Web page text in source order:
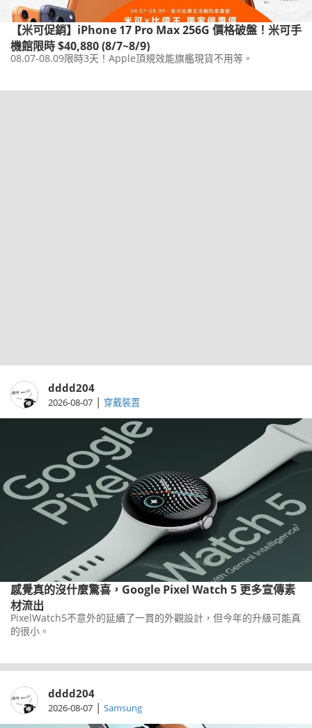
【米可促銷】iPhone 17 Pro Max 256G 價格破盤！米可手
機館限時 $40,880 (8/7~8/9)
08.07-08.09限時3天！Apple頂規效能旗艦現貨不用等。
dddd204
2026-08-07 | 穿戴裝置
感覺真的沒什麼驚喜，Google Pixel Watch 5 更多宣傳素
材流出
PixelWatch5不意外的延續了一貫的外觀設計，但今年的升級可能真
的很小。
dddd204
2026-08-07 | Samsung